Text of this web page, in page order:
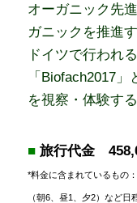
オーガニック先
ガニックを推進
ドイツで行われ
「Biofach2017
を視察・体験する
■ 旅行代金
*料金に含まれているもの
（朝6、昼1、夕2）など日